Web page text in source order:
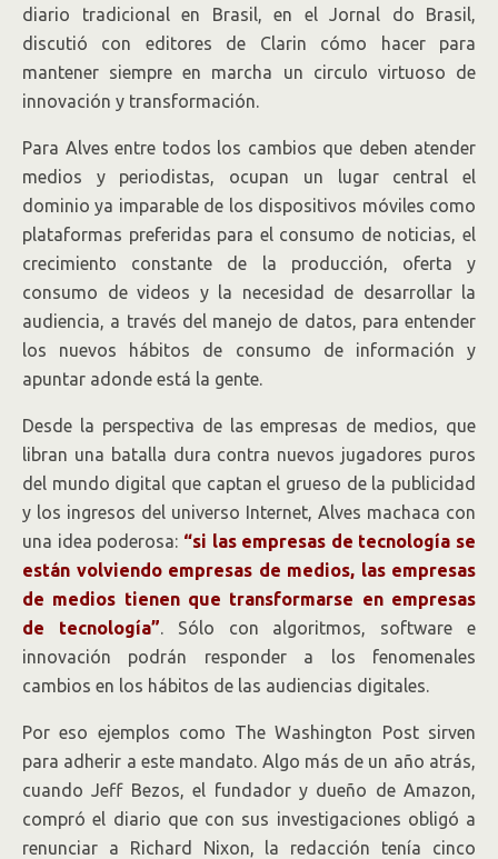
diario tradicional en Brasil, en el Jornal do Brasil,
discutió con editores de Clarin cómo hacer para
mantener siempre en marcha un circulo virtuoso de
innovación y transformación.
Para Alves entre todos los cambios que deben atender
medios y periodistas, ocupan un lugar central el
dominio ya imparable de los dispositivos móviles como
plataformas preferidas para el consumo de noticias, el
crecimiento constante de la producción, oferta y
consumo de videos y la necesidad de desarrollar la
audiencia, a través del manejo de datos, para entender
los nuevos hábitos de consumo de información y
apuntar adonde está la gente.
Desde la perspectiva de las empresas de medios, que
libran una batalla dura contra nuevos jugadores puros
del mundo digital que captan el grueso de la publicidad
y los ingresos del universo Internet, Alves machaca con
una idea poderosa: “si las empresas de tecnología se
están volviendo empresas de medios, las empresas
de medios tienen que transformarse en empresas
de tecnología”. Sólo con algoritmos, software e
innovación podrán responder a los fenomenales
cambios en los hábitos de las audiencias digitales.
Por eso ejemplos como The Washington Post sirven
para adherir a este mandato. Algo más de un año atrás,
cuando Jeff Bezos, el fundador y dueño de Amazon,
compró el diario que con sus investigaciones obligó a
renunciar a Richard Nixon, la redacción tenía cinco